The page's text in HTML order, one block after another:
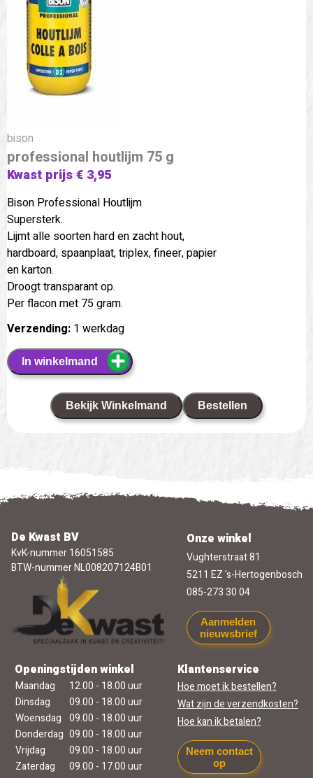
bison
professional houtlijm 75 g
Kwast prijs € 3,95
Bison Professional Houtlijm
Supersterk.
Lijmt alle soorten hard en zacht hout,
hardboard, spaanplaat, triplex, fineer, papier
en karton.
Droogt transparant op.
Per flacon met 75 gram.
Verzending: 1 werkdag
In winkelmand
Bekijk Winkelmand Bestellen
De Kwast BV
KvK-nummer 16051585
BTW-nummer NL008207124B01
Onze winkel
Vughterstraat 81
5211 EZ 's-Hertogenbosch
085-273 30 04
Aanmelden
nieuwsbrief
Openingstijden winkel
Maandag
12.00 - 18.00 uur
Dinsdag
09.00 - 18.00 uur
Woensdag 09.00 - 18.00 uur
Donderdag 09.00 - 18.00 uur
Vrijdag
09.00 - 18.00 uur
Zaterdag
09.00 - 17.00 uur
Klantenservice
Hoe moet ik bestellen?
Wat zijn de verzendkosten?
Hoe kan ik betalen?
Neem contact
op